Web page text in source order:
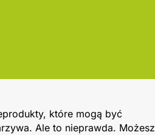
które mogą być
Ale to nieprawda. Możesz